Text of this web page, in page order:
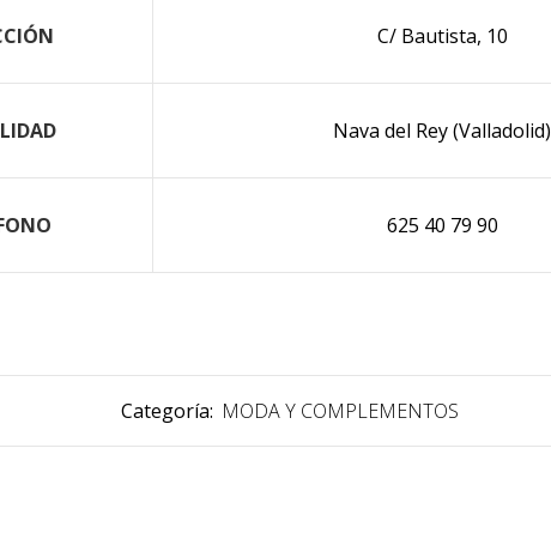
C/ Bautista, 10
Nava del Rey (Valladolid)
625 40 79 90
Categoría: MODA Y COMPLEMENTOS